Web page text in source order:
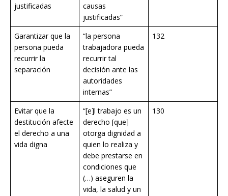
justificadas
causas
justificadas”
Garantizar que la
persona pueda
recurrir la
separación
“la persona
trabajadora pueda
recurrir tal
decisión ante las
autoridades
internas”
132
Evitar que la
destitución afecte
el derecho a una
vida digna
“[e]l trabajo es un
derecho [que]
otorga dignidad a
quien lo realiza y
debe prestarse en
condiciones que
(…) aseguren la
vida, la salud y un
130